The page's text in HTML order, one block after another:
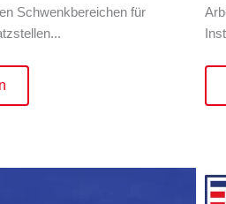
Schwenkbereichen für